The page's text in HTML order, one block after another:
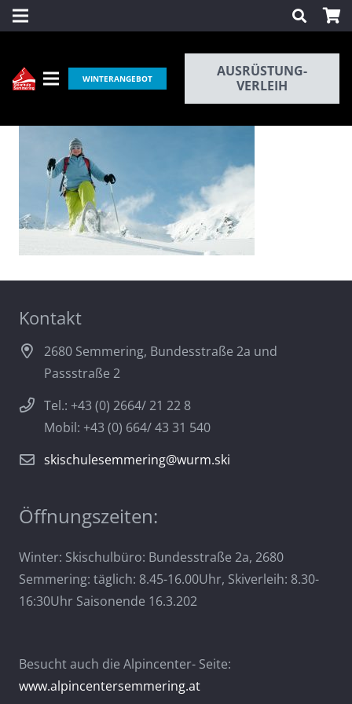
WINTERANGEBOT
AUSRÜSTUNG-
VERLEIH
Kontakt
2680 Semmering, Bundesstraße 2a und
Passstraße 2
Tel.: +43 (0) 2664/ 21 22 8
Mobil: +43 (0) 664/ 43 31 540
skischulesemmering@wurm.ski
Öffnungszeiten:
Winter: Skischulbüro: Bundesstraße 2a, 2680
Semmering: täglich: 8.45-16.00Uhr, Skiverleih: 8.30-
16:30Uhr Saisonende 16.3.202
Besucht auch die Alpincenter- Seite:
www.alpincentersemmering.at